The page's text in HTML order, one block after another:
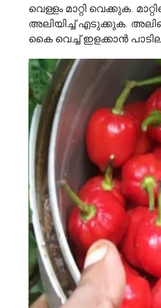
വെള്ളം മാറ്റി വെക്കുക.
അലിയിച്ച് എടുക്കുക.
കൈ വെച്ച് ഇളക്കാൻ